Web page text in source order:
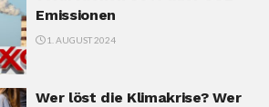
Emissionen
1. AUGUST 2024
Wer löst die Klimakrise? Wer